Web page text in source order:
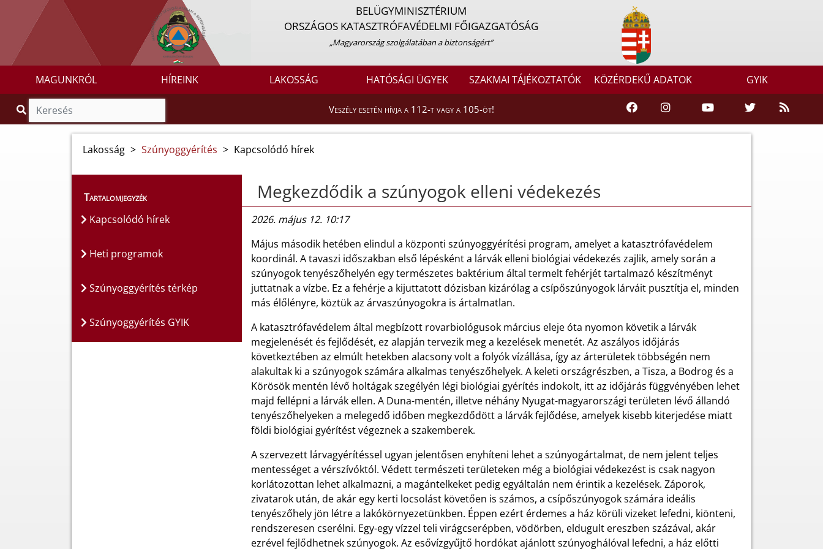
BELÜGYMINISZTÉRIUM
ORSZÁGOS KATASZTRÓFAVÉDELMI FŐIGAZGATÓSÁG
„Magyarország szolgálatában a biztonságért”
MAGUNKRÓL HÍREINK LAKOSSÁG HATÓSÁGI ÜGYEK SZAKMAI TÁJÉKOZTATÓK KÖZÉRDEKŰ ADATOK GYIK
Veszély esetén hívja a 112-t vagy a 105-öt!
Lakosság > Szúnyoggyérítés > Kapcsolódó hírek
Tartalomjegyzék
Kapcsolódó hírek
Heti programok
Szúnyoggyérítés térkép
Szúnyoggyérítés GYIK
Megkezdődik a szúnyogok elleni védekezés
2026. május 12. 10:17
Május második hetében elindul a központi szúnyoggyérítési program, amelyet a katasztrófavédelem
koordinál. A tavaszi időszakban első lépésként a lárvák elleni biológiai védekezés zajlik, amely során a
szúnyogok tenyészőhelyén egy természetes baktérium által termelt fehérjét tartalmazó készítményt
juttatnak a vízbe. Ez a fehérje a kijuttatott dózisban kizárólag a csípőszúnyogok lárváit pusztítja el, minden
más élőlényre, köztük az árvaszúnyogokra is ártalmatlan.
A katasztrófavédelem által megbízott rovarbiológusok március eleje óta nyomon követik a lárvák
megjelenését és fejlődését, ez alapján tervezik meg a kezelések menetét. Az aszályos időjárás
következtében az elmúlt hetekben alacsony volt a folyók vízállása, így az árterületek többségén nem
alakultak ki a szúnyogok számára alkalmas tenyészőhelyek. A keleti országrészben, a Tisza, a Bodrog és a
Körösök mentén lévő holtágak szegélyén légi biológiai gyérítés indokolt, itt az időjárás függvényében lehet
majd fellépni a lárvák ellen. A Duna-mentén, illetve néhány Nyugat-magyarországi területen lévő állandó
tenyészőhelyeken a melegedő időben megkezdődött a lárvák fejlődése, amelyek kisebb kiterjedése miatt
földi biológiai gyérítést végeznek a szakemberek.
A szervezett lárvagyérítéssel ugyan jelentősen enyhíteni lehet a szúnyogártalmat, de nem jelent teljes
mentességet a vérszívóktól. Védett természeti területeken még a biológiai védekezést is csak nagyon
korlátozottan lehet alkalmazni, a magántelkeket pedig egyáltalán nem érintik a kezelések. Záporok,
zivatarok után, de akár egy kerti locsolást követően is számos, a csípőszúnyogok számára ideális
tenyészőhely jön létre a lakókörnyezetünkben. Éppen ezért érdemes a ház körüli vizeket lefedni, kiönteni,
rendszeresen cserélni. Egy-egy vízzel teli virágcserépben, vödörben, eldugult ereszben százával, akár
ezrével fejlődhetnek szúnyogok. Az esővízgyűjtő hordókat ajánlott szúnyoghálóval lefedni, a ház előtti